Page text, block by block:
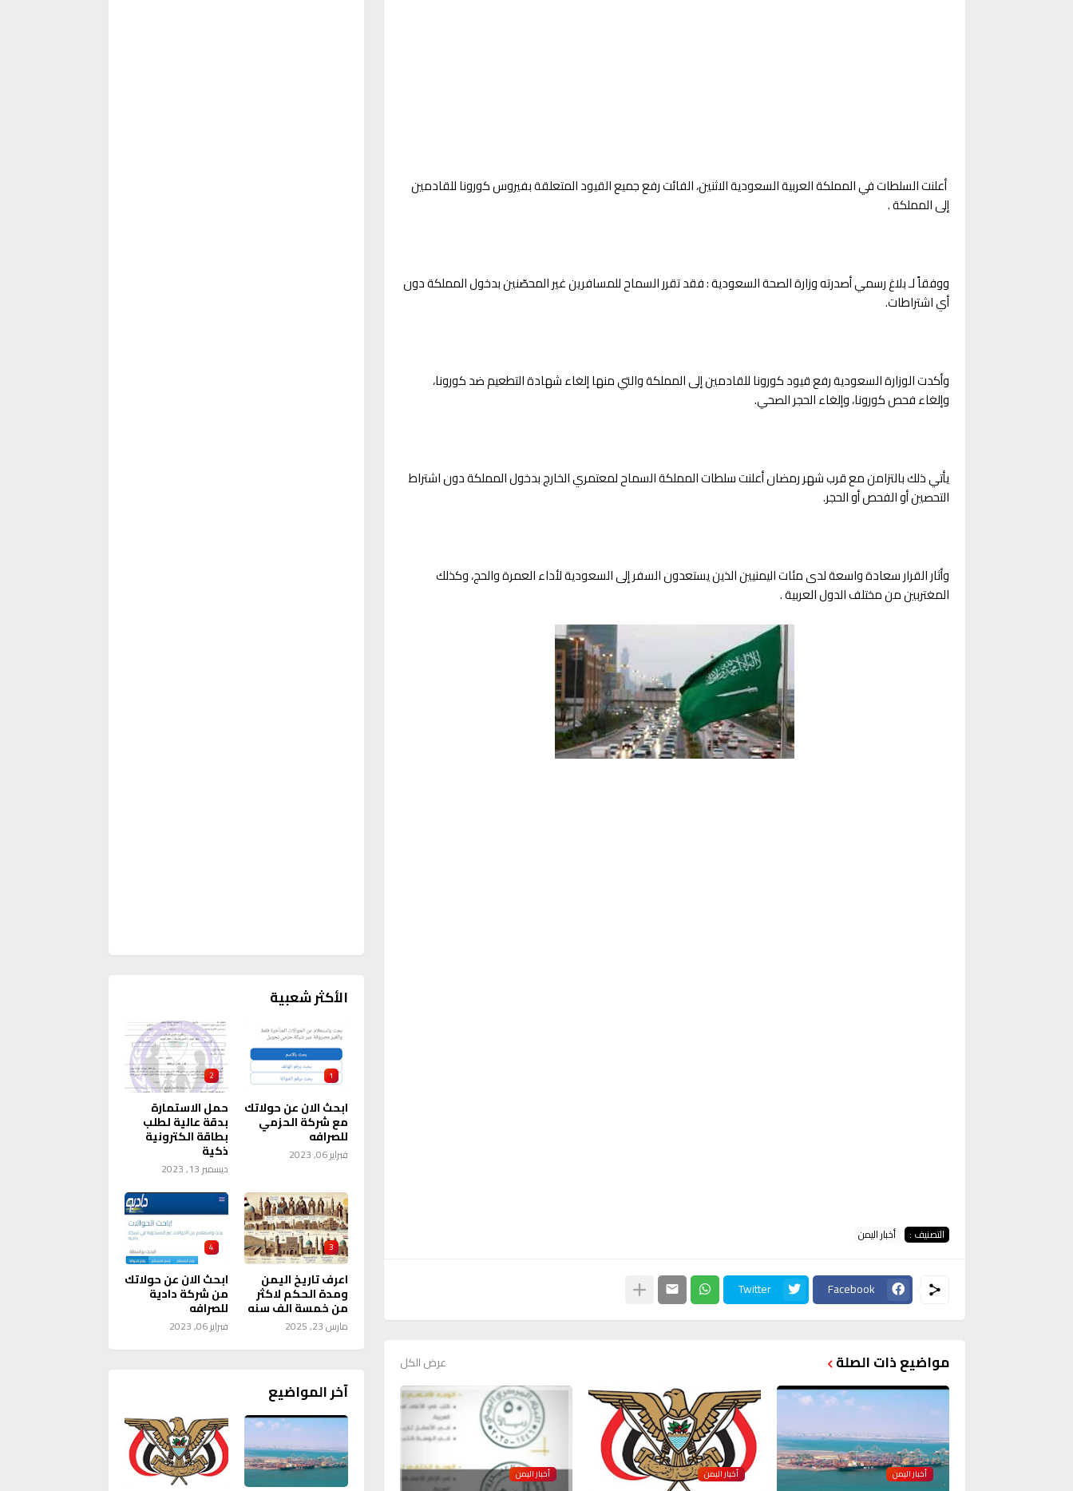
أعلنت السلطات في المملكة العربية السعودية الاثنين، الفائت رفع جميع القيود المتعلقة بفيروس كورونا للقادمين
إلى ⁧المملكة⁩ .
ووفقاً لـ بلاغ رسمي أصدرته وزارة الصحة السعودية : فقد تقرر ‏السماح للمسافرين غير المحصّنين بدخول المملكة دون
أي اشتراطات.
وأكدت ال‏وزارة السعودية رفع قيود كورونا للقادمين إلى المملكة والتي منها إلغاء شهادة التطعيم ضد كورونا،
وإلغاء فحص كورونا، وإلغاء الحجر الصحي.
يأتي ذلك بالتزامن مع قرب شهر رمضان أعلنت سلطات المملكة ‏السماح لمعتمري الخارج بدخول ⁧المملكة⁩ دون اشتراط
التحصين أو الفحص أو الحجر.
وأثار القرار سعادة واسعة لدى مئات اليمنيين الذين يستعدون السفر إلى السعودية لأداء العمرة والحج، وكذلك
المغتربين من مختلف الدول العربية .
التصنيف : أخبار اليمن
Facebook
Twitter
مواضيع ذات الصلة عرض الكل
أخبار اليمن أخبار اليمن أخبار اليمن
الأكثر شعبية
1
ابحث الان عن حولاتك
مع شركة الحزمي
للصرافه
فبراير 06, 2023
2
حمل الاستمارة
بدقة عالية لطلب
بطاقة الكترونية
ذكية
ديسمبر 13, 2023
3
اعرف تاريخ اليمن
ومدة الحكم لاكثر
من خمسة الف سنه
مارس 23, 2025
4
ابحث الان عن حولاتك
من شركة دادية
للصرافه
فبراير 06, 2023
آخر المواضيع